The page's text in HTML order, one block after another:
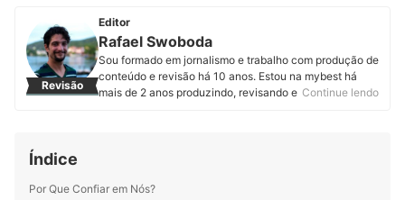
Revisão
Editor
Rafael Swoboda
Sou formado em jornalismo e trabalho com produção de
conteúdo e revisão há 10 anos. Estou na mybest há
mais de 2 anos produzindo, revisando e atualizando
Continue lendo
Índice
Por Que Confiar em Nós?